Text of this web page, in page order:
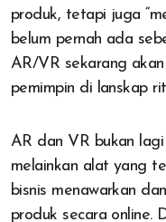
produk, tetapi juga
belum pernah ada
AR/VR sekarang
pemimpin di lanskap
AR dan VR bukan
melainkan alat yang
bisnis menawarkan
produk secara online.